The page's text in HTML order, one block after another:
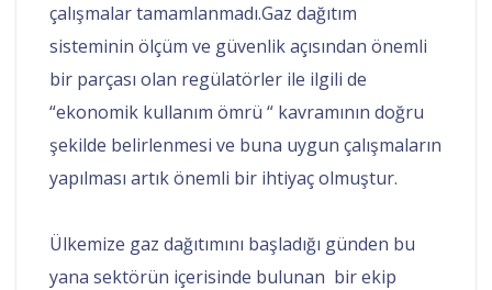
çalışmalar tamamlanmadı.Gaz dağıtım
sisteminin ölçüm ve güvenlik açısından önemli
bir parçası olan regülatörler ile ilgili de
“ekonomik kullanım ömrü “ kavramının doğru
şekilde belirlenmesi ve buna uygun çalışmaların
yapılması artık önemli bir ihtiyaç olmuştur.
Ülkemize gaz dağıtımını başladığı günden bu
yana sektörün içerisinde bulunan bir ekip